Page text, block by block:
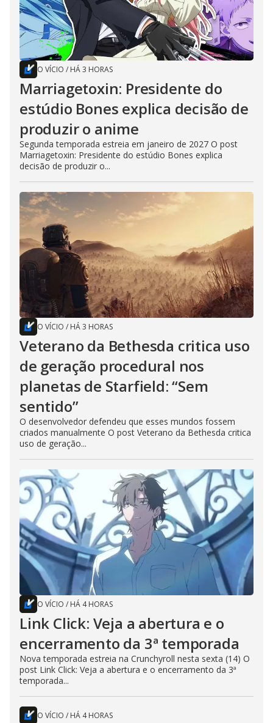
O VÍCIO / HÁ 3 HORAS
Marriagetoxin: Presidente do
estúdio Bones explica decisão de
produzir o anime
Segunda temporada estreia em janeiro de 2027 O post
Marriagetoxin: Presidente do estúdio Bones explica
decisão de produzir o...
O VÍCIO / HÁ 3 HORAS
Veterano da Bethesda critica uso
de geração procedural nos
planetas de Starfield: “Sem
sentido”
O desenvolvedor defendeu que esses mundos fossem
criados manualmente O post Veterano da Bethesda critica
uso de geração...
O VÍCIO / HÁ 4 HORAS
Link Click: Veja a abertura e o
encerramento da 3ª temporada
Nova temporada estreia na Crunchyroll nesta sexta (14) O
post Link Click: Veja a abertura e o encerramento da 3ª
temporada...
O VÍCIO / HÁ 4 HORAS